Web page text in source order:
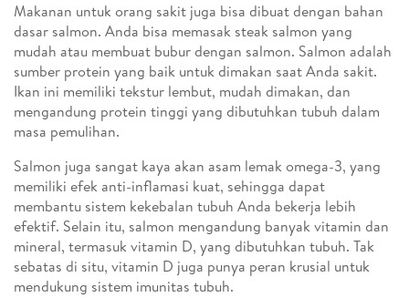
Makanan untuk orang sakit juga bisa dibuat dengan bahan
dasar salmon. Anda bisa memasak steak salmon yang
mudah atau membuat bubur dengan salmon. Salmon adalah
sumber protein yang baik untuk dimakan saat Anda sakit.
Ikan ini memiliki tekstur lembut, mudah dimakan, dan
mengandung protein tinggi yang dibutuhkan tubuh dalam
masa pemulihan.
Salmon juga sangat kaya akan asam lemak omega-3, yang
memiliki efek anti-inflamasi kuat, sehingga dapat
membantu sistem kekebalan tubuh Anda bekerja lebih
efektif. Selain itu, salmon mengandung banyak vitamin dan
mineral, termasuk vitamin D, yang dibutuhkan tubuh. Tak
sebatas di situ, vitamin D juga punya peran krusial untuk
mendukung sistem imunitas tubuh.